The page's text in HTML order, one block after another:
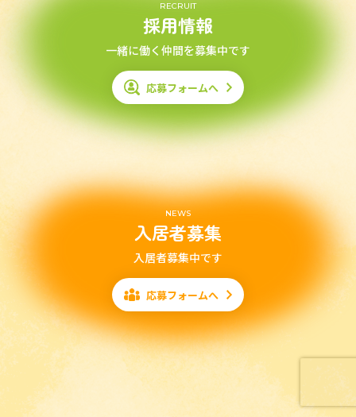
RECRUIT
採用情報
一緒に働く仲間を募集中です
応募フォームへ
NEWS
入居者募集
入居者募集中です
応募フォームへ